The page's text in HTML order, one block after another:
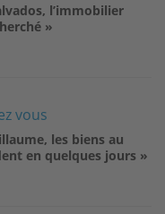
l’immobilier
»
vous
les biens au
en quelques jours »